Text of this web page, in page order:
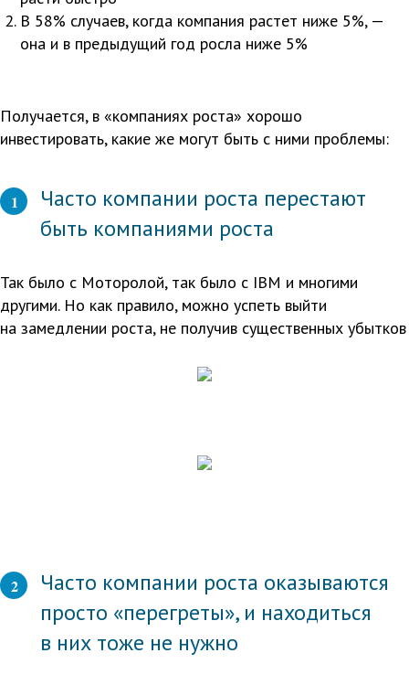
В 58% случаев, когда компания растет ниже 5%, —
она и в предыдущий год росла ниже 5%
Получается, в «компаниях роста» хорошо
инвестировать, какие же могут быть с ними проблемы:
1
Часто компании роста перестают
быть компаниями роста
Так было с Моторолой, так было с IBM и многими
другими. Но как правило, можно успеть выйти
на замедлении роста, не получив существенных убытков
2
Часто компании роста оказываются
просто «перегреты», и находиться
в них тоже не нужно